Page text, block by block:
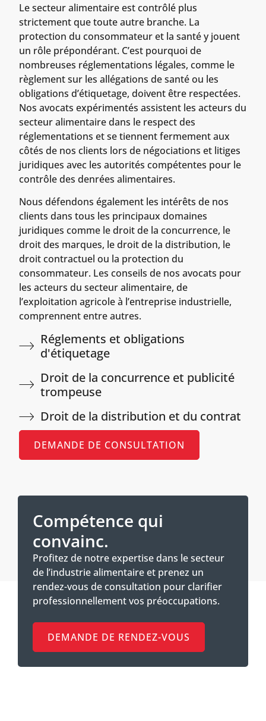
Le secteur alimentaire est contrôlé plus
strictement que toute autre branche. La
protection du consommateur et la santé y jouent
un rôle prépondérant. C’est pourquoi de
nombreuses réglementations légales, comme le
règlement sur les allégations de santé ou les
obligations d’étiquetage, doivent être respectées.
Nos avocats expérimentés assistent les acteurs du
secteur alimentaire dans le respect des
réglementations et se tiennent fermement aux
côtés de nos clients lors de négociations et litiges
juridiques avec les autorités compétentes pour le
contrôle des denrées alimentaires.
Nous défendons également les intérêts de nos
clients dans tous les principaux domaines
juridiques comme le droit de la concurrence, le
droit des marques, le droit de la distribution, le
droit contractuel ou la protection du
consommateur. Les conseils de nos avocats pour
les acteurs du secteur alimentaire, de
l’exploitation agricole à l’entreprise industrielle,
comprennent entre autres.
Réglements et obligations
d'étiquetage
Droit de la concurrence et publicité
trompeuse
Droit de la distribution et du contrat
DEMANDE DE CONSULTATION
Compétence qui
convainc.
Profitez de notre expertise dans le secteur
de l’industrie alimentaire et prenez un
rendez-vous de consultation pour clarifier
professionnellement vos préoccupations.
DEMANDE DE RENDEZ-VOUS